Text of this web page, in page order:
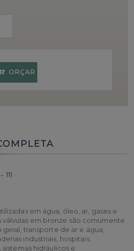
ORÇAR
em água, óleo, ar, gases e
válvulas em bronze são comumente
geral, transporte de ar e água,
industriais, hospitais,
hidráulicos e